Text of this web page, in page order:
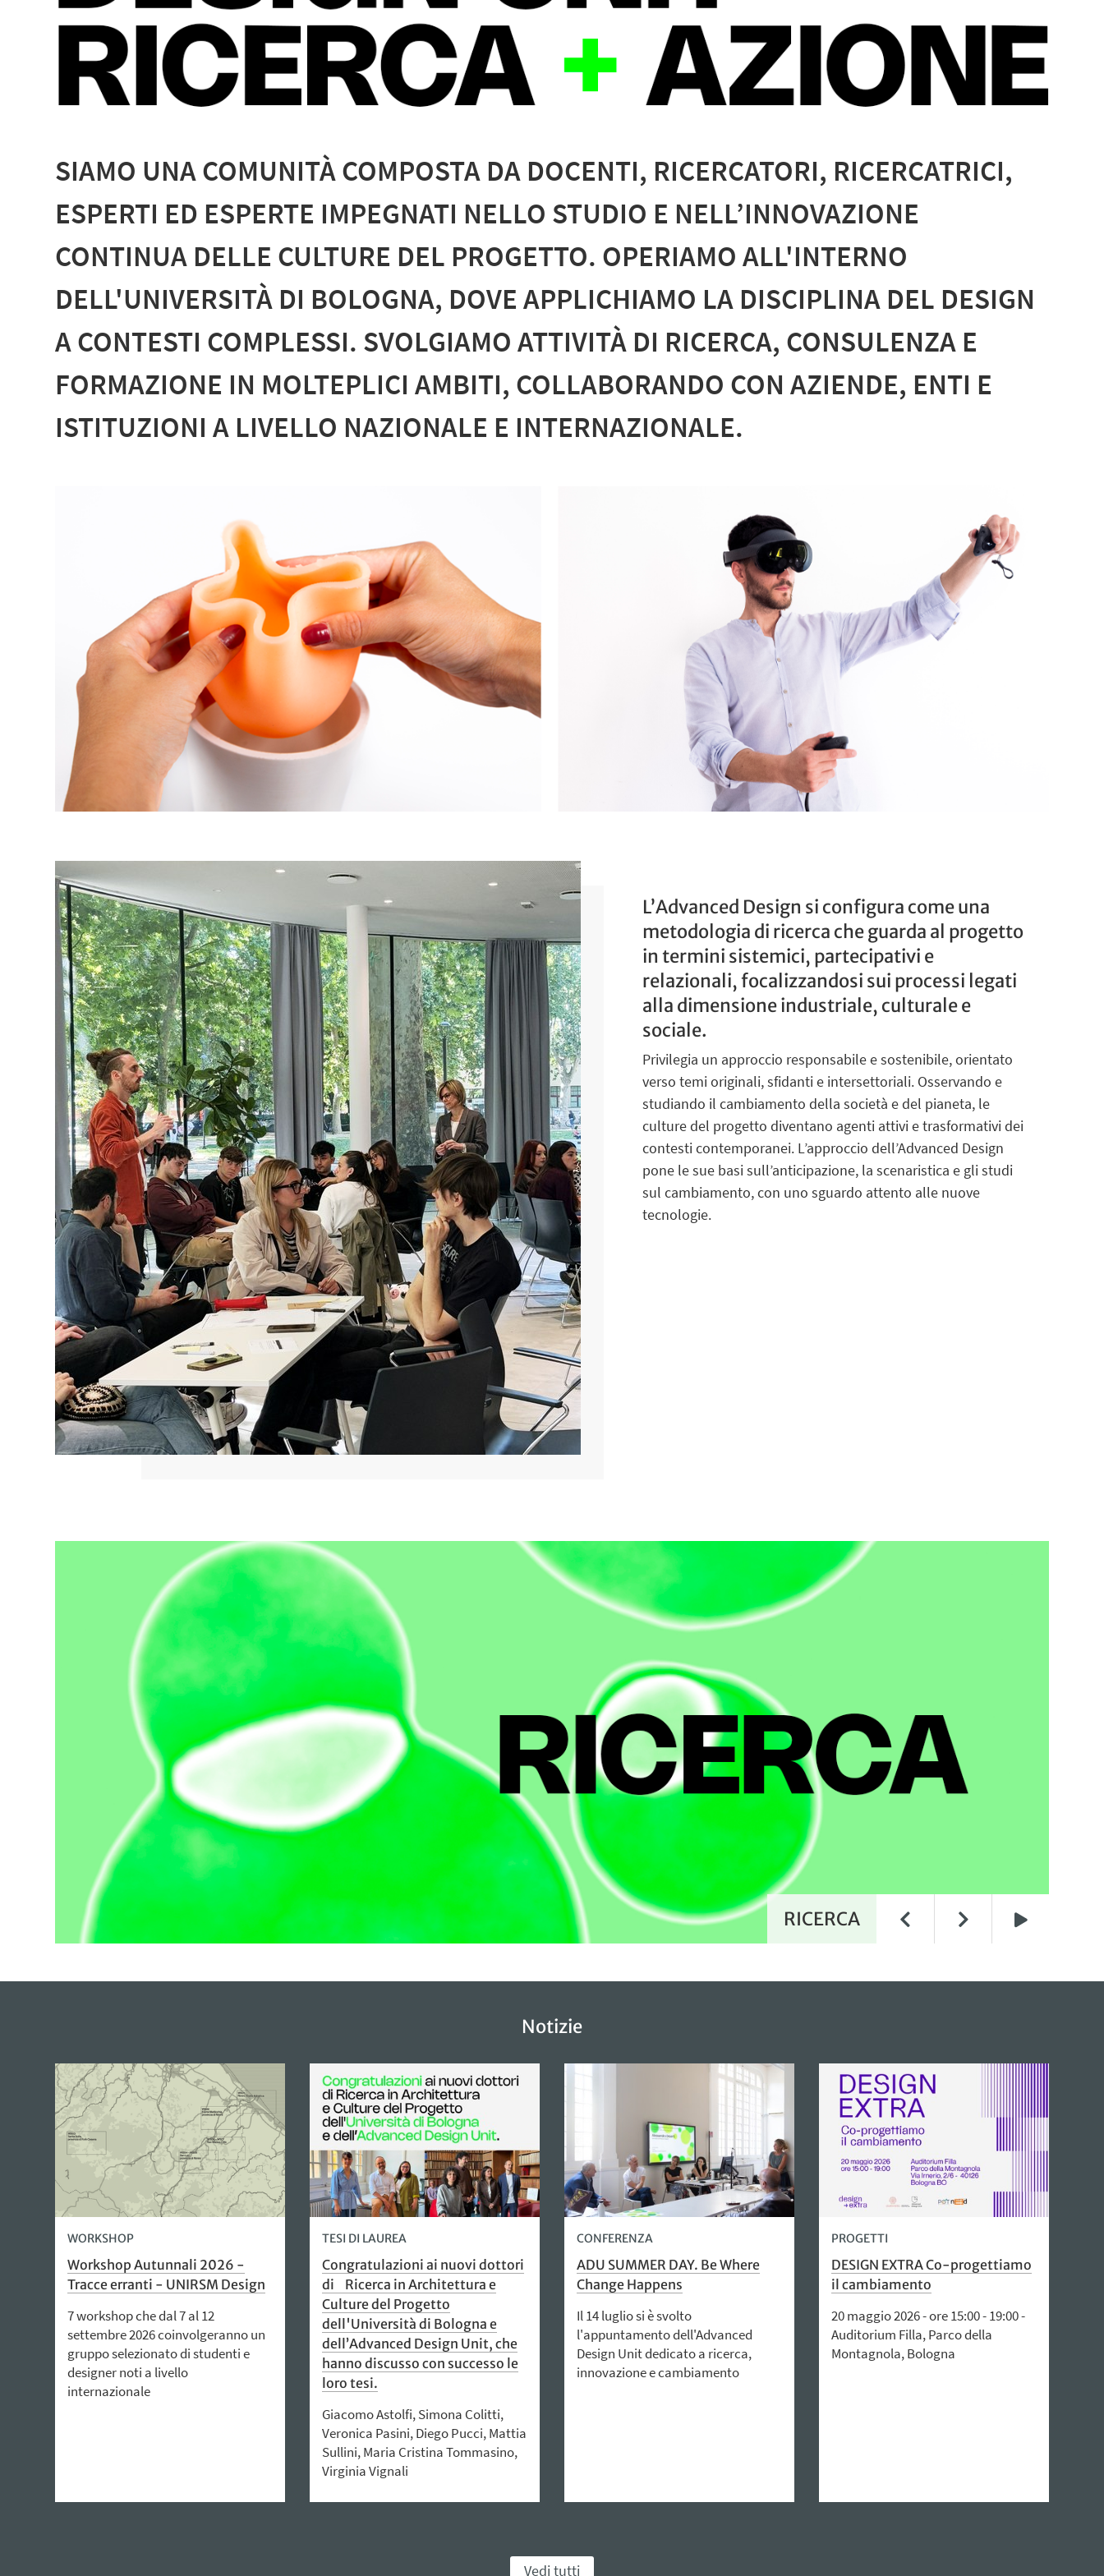
SIAMO UNA COMUNITÀ COMPOSTA DA DOCENTI, RICERCATORI, RICERCATRICI,
ESPERTI ED ESPERTE IMPEGNATI NELLO STUDIO E NELL’INNOVAZIONE
CONTINUA DELLE CULTURE DEL PROGETTO. OPERIAMO ALL'INTERNO
DELL'UNIVERSITÀ DI BOLOGNA, DOVE APPLICHIAMO LA DISCIPLINA DEL DESIGN
A CONTESTI COMPLESSI. SVOLGIAMO ATTIVITÀ DI RICERCA, CONSULENZA E
FORMAZIONE IN MOLTEPLICI AMBITI, COLLABORANDO CON AZIENDE, ENTI E
ISTITUZIONI A LIVELLO NAZIONALE E INTERNAZIONALE.
L’Advanced Design si configura come una
metodologia di ricerca che guarda al progetto
in termini sistemici, partecipativi e
relazionali, focalizzandosi sui processi legati
alla dimensione industriale, culturale e
sociale.
Privilegia un approccio responsabile e sostenibile, orientato
verso temi originali, sfidanti e intersettoriali. Osservando e
studiando il cambiamento della società e del pianeta, le
culture del progetto diventano agenti attivi e trasformativi dei
contesti contemporanei. L’approccio dell’Advanced Design
pone le sue basi sull’anticipazione, la scenaristica e gli studi
sul cambiamento, con uno sguardo attento alle nuove
tecnologie.
RICERCA
Notizie
WORKSHOP
Workshop Autunnali 2026 -
Tracce erranti - UNIRSM Design
7 workshop che dal 7 al 12
settembre 2026 coinvolgeranno un
gruppo selezionato di studenti e
designer noti a livello
internazionale
TESI DI LAUREA
Congratulazioni ai nuovi dottori
di Ricerca in Architettura e
Culture del Progetto
dell'Università di Bologna e
dell’Advanced Design Unit, che
hanno discusso con successo le
loro tesi.
Giacomo Astolfi, Simona Colitti,
Veronica Pasini, Diego Pucci, Mattia
Sullini, Maria Cristina Tommasino,
Virginia Vignali
CONFERENZA
ADU SUMMER DAY. Be Where
Change Happens
Il 14 luglio si è svolto
l'appuntamento dell'Advanced
Design Unit dedicato a ricerca,
innovazione e cambiamento
PROGETTI
DESIGN EXTRA Co-progettiamo
il cambiamento
20 maggio 2026 - ore 15:00 - 19:00 -
Auditorium Filla, Parco della
Montagnola, Bologna
Vedi tutti